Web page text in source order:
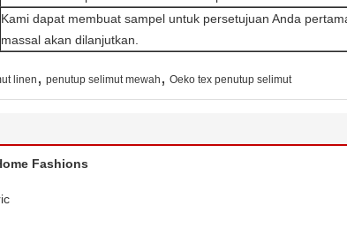
Kami dapat membuat sampel untuk persetujuan Anda
massal akan dilanjutkan.
linen , penutup selimut mewah , Oeko tex penutup selimut
Fashions